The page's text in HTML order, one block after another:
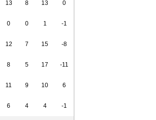
13 8 13 0
0 0 1 -1
12 7 15 -8
8 5 17 -11
11 9 10 6
6 4 4 -1